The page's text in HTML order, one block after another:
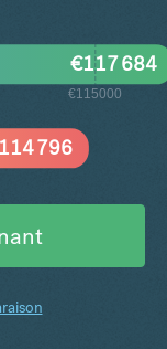
€115000
796
€117 684